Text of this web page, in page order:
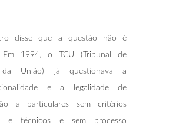
disse que a questão não é
Em 1994, o TCU (Tribunal de
da União) já questionava a
e a legalidade de
a particulares sem critérios
e técnicos e sem processo